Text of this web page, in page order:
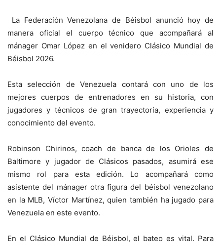
La Federación Venezolana de Béisbol anunció hoy de
manera oficial el cuerpo técnico que acompañará al
mánager Omar López en el venidero Clásico Mundial de
Béisbol 2026.
Esta selección de Venezuela contará con uno de los
mejores cuerpos de entrenadores en su historia, con
jugadores y técnicos de gran trayectoria, experiencia y
conocimiento del evento.
Robinson Chirinos, coach de banca de los Orioles de
Baltimore y jugador de Clásicos pasados, asumirá ese
mismo rol para esta edición. Lo acompañará como
asistente del mánager otra figura del béisbol venezolano
en la MLB, Víctor Martínez, quien también ha jugado para
Venezuela en este evento.
En el Clásico Mundial de Béisbol, el bateo es vital. Para